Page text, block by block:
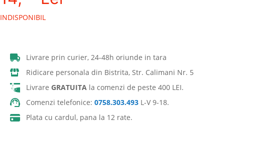
INDISPONIBIL
Livrare prin curier, 24-48h oriunde in tara
Ridicare personala din Bistrita, Str. Calimani Nr. 5
Livrare GRATUITA la comenzi de peste 400 LEI.
Comenzi telefonice: 0758.303.493 L-V 9-18.
Plata cu cardul, pana la 12 rate.